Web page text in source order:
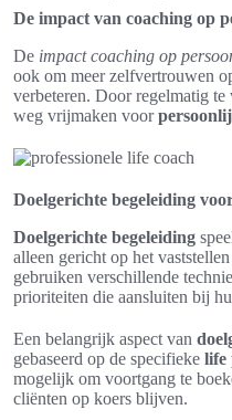
De impact van coaching op
De impact coaching op
ook om meer zelfvertrouwen
verbeteren. Door regelmatig
weg vrijmaken voor
Doelgerichte begeleiding
Doelgerichte begeleiding
alleen gericht op het
gebruiken verschillende
prioriteiten die aansluiten bij
Een belangrijk aspect van
gebaseerd op de specifieke life
mogelijk om voortgang te
cliënten op koers blijven.